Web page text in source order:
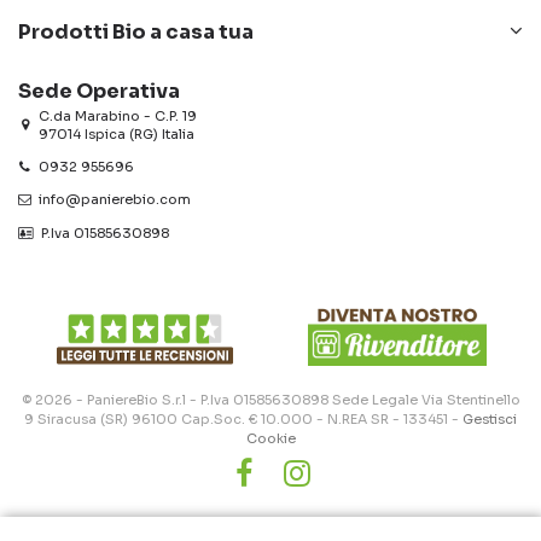
Prodotti Bio a casa tua
Sede Operativa
C.da Marabino - C.P. 19
97014 Ispica (RG) Italia
0932 955696
info@panierebio.com
‎‎‎‎‎ P.Iva 01585630898
© 2026 - PaniereBio S.r.l - P.Iva 01585630898 Sede Legale Via Stentinello
9 Siracusa (SR) 96100 Cap.Soc. € 10.000 - N.REA SR - 133451 - Gestisci
Cookie